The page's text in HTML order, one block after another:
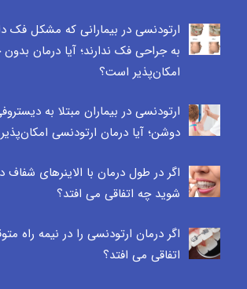
ارتودنسی در بیمارانی که مشکل فک
به جراحی فک ندارند؛ آیا درمان
امکان‌پذیر است؟
ارتودنسی در بیماران مبتلا به
دوشن؛ آیا درمان ارتودنسی
اگر در طول درمان با الاینرهای
شوید چه اتفاقی می افتد؟
اگر درمان ارتودنسی را در نیمه راه
اتفاقی می افتد؟